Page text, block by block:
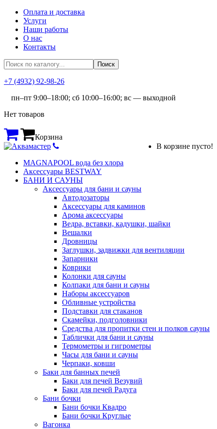
Оплата и доставка
Услуги
Наши работы
О нас
Контакты
+7 (4932) 92-98-26
пн–пт 9:00–18:00; сб 10:00–16:00; вс — выходной
Нет товаров
Корзина
В корзине пусто!
MAGNAPOOL вода без хлора
Аксессуары BESTWAY
БАНИ И САУНЫ
Аксессуары для бани и сауны
Автодозаторы
Аксессуары для каминов
Арома аксессуары
Ведра, вставки, кадушки, шайки
Вешалки
Дровницы
Заглушки, задвижки для вентиляции
Запарники
Коврики
Колонки для сауны
Колпаки для бани и сауны
Наборы аксессуаров
Обливные устройства
Подставки для стаканов
Скамейки, подголовники
Средства для пропитки стен и полков сауны
Таблички для бани и сауны
Термометры и гигрометры
Часы для бани и сауны
Черпаки, ковши
Баки для банных печей
Баки для печей Везувий
Баки для печей Радуга
Бани бочки
Бани бочки Квадро
Бани бочки Круглые
Вагонка